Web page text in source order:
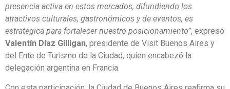
presencia activa en estos mercados, difundiendo los
atractivos culturales, gastronómicos y de eventos, es
estratégica para fortalecer nuestro posicionamiento”, expresó
Valentín Díaz Gilligan, presidente de Visit Buenos Aires y
del Ente de Turismo de la Ciudad, quien encabezó la
delegación argentina en Francia.